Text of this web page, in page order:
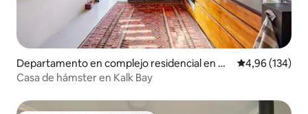
Departamento en complejo residencial en Ci
udad del Cabo
Calificación
4,96 (134)
Casa de hámster en Kalk Bay